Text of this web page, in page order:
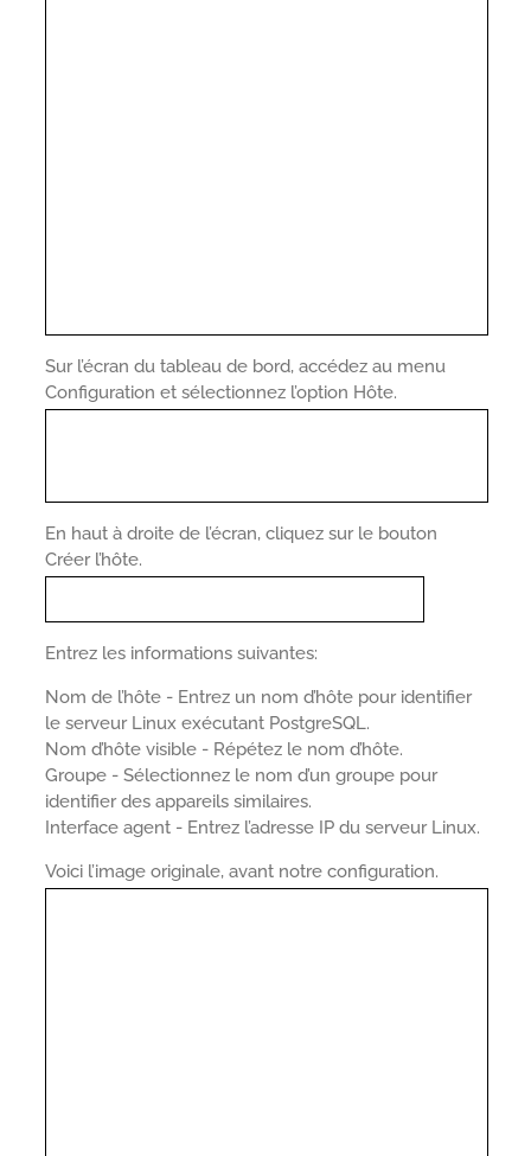
Sur l’écran du tableau de bord, accédez au menu
Configuration et sélectionnez l’option Hôte.
En haut à droite de l’écran, cliquez sur le bouton
Créer l’hôte.
Entrez les informations suivantes:
Nom de l’hôte - Entrez un nom d’hôte pour identifier
le serveur Linux exécutant PostgreSQL.
Nom d’hôte visible - Répétez le nom d’hôte.
Groupe - Sélectionnez le nom d’un groupe pour
identifier des appareils similaires.
Interface agent - Entrez l’adresse IP du serveur Linux.
Voici l’image originale, avant notre configuration.